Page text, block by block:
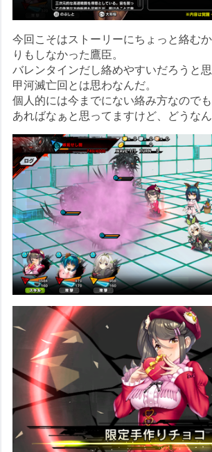
今回こそはストーリーにちょっと絡む
りもしなかった鷹臣。
バレンタインだし絡めやすいだろうと
甲河滅亡回とは思わなんだ。
個人的には今までにない絡み方なので
あればなぁと思ってますけど、どうなん